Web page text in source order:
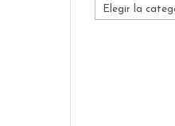
Categorías